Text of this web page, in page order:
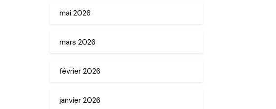
mai 2026
mars 2026
février 2026
janvier 2026